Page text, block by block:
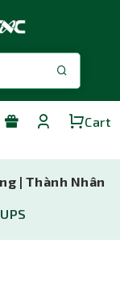
Cart
| Thành Nhân
UPS